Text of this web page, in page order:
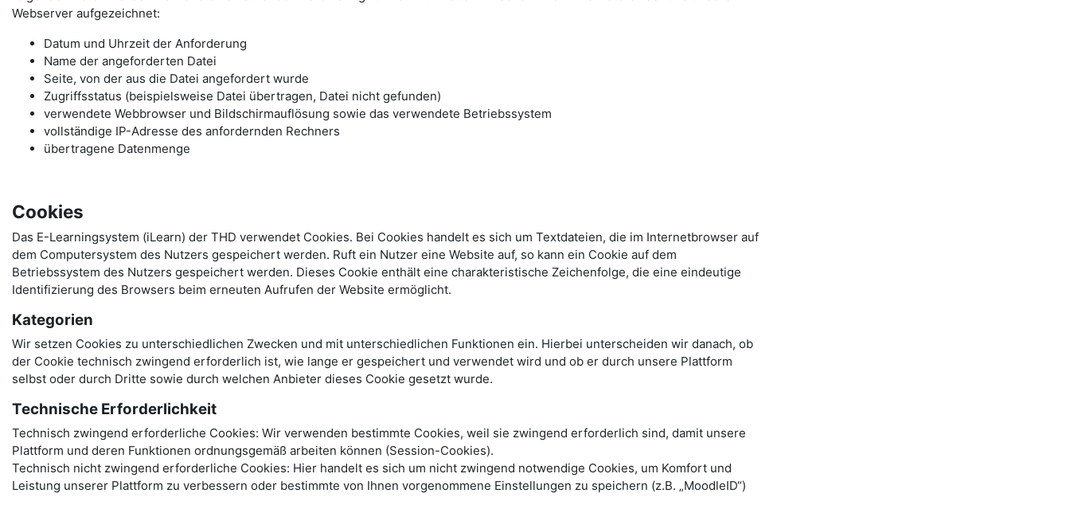
Webserver aufgezeichnet:
Datum und Uhrzeit der Anforderung
Name der angeforderten Datei
Seite, von der aus die Datei angefordert wurde
Zugriffsstatus (beispielsweise Datei übertragen, Datei nicht gefunden)
verwendete Webbrowser und Bildschirmauflösung sowie das verwendete Betriebssystem
vollständige IP-Adresse des anfordernden Rechners
übertragene Datenmenge
Cookies
Das E-Learningsystem (iLearn) der THD verwendet Cookies. Bei Cookies handelt es sich um Textdateien, die im Internetbrowser auf
dem Computersystem des Nutzers gespeichert werden. Ruft ein Nutzer eine Website auf, so kann ein Cookie auf dem
Betriebssystem des Nutzers gespeichert werden. Dieses Cookie enthält eine charakteristische Zeichenfolge, die eine eindeutige
Identifizierung des Browsers beim erneuten Aufrufen der Website ermöglicht.
Kategorien
Wir setzen Cookies zu unterschiedlichen Zwecken und mit unterschiedlichen Funktionen ein. Hierbei unterscheiden wir danach, ob
der Cookie technisch zwingend erforderlich ist, wie lange er gespeichert und verwendet wird und ob er durch unsere Plattform
selbst oder durch Dritte sowie durch welchen Anbieter dieses Cookie gesetzt wurde.
Technische Erforderlichkeit
Technisch zwingend erforderliche Cookies: Wir verwenden bestimmte Cookies, weil sie zwingend erforderlich sind, damit unsere
Plattform und deren Funktionen ordnungsgemäß arbeiten können (Session-Cookies).
Technisch nicht zwingend erforderliche Cookies: Hier handelt es sich um nicht zwingend notwendige Cookies, um Komfort und
Leistung unserer Plattform zu verbessern oder bestimmte von Ihnen vorgenommene Einstellungen zu speichern (z.B. „MoodleID“)